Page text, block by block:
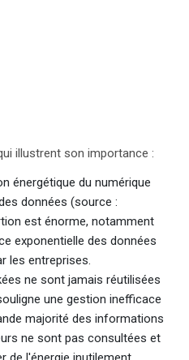
illustrent son importance :
énergétique du numérique
données (source :
est énorme, notamment
exponentielle des données
les entreprises.
ne sont jamais réutilisées
une gestion inefficace
majorité des informations
ne sont pas consultées et